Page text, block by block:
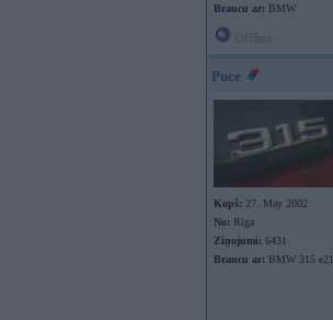
Braucu ar: BMW
Puce
Kopš: 27. May 2002
No: Rīga
Ziņojumi: 6431
Braucu ar: BMW 315 e21